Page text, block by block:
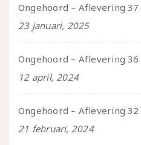
23 januari, 2025
12 april, 2024
21 februari, 2024